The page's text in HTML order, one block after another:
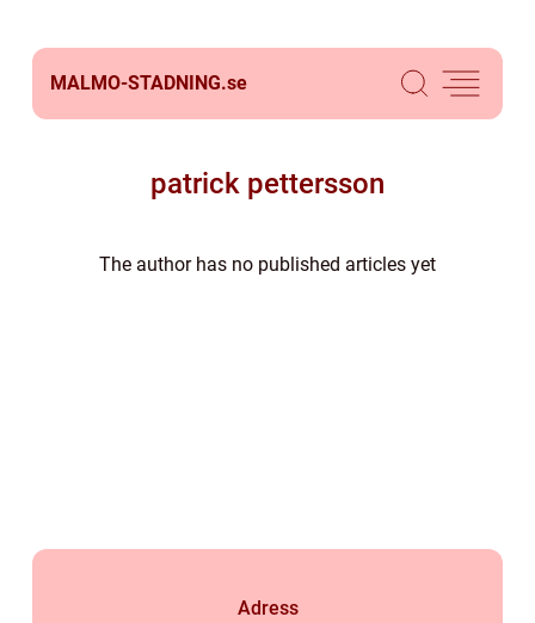
MALMO-STADNING.se
patrick pettersson
The author has no published articles yet
Adress